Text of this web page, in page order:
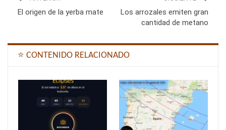
El origen de la yerba mate
Los arrozales emiten gran
cantidad de metano
⭐ CONTENIDO RELACIONADO